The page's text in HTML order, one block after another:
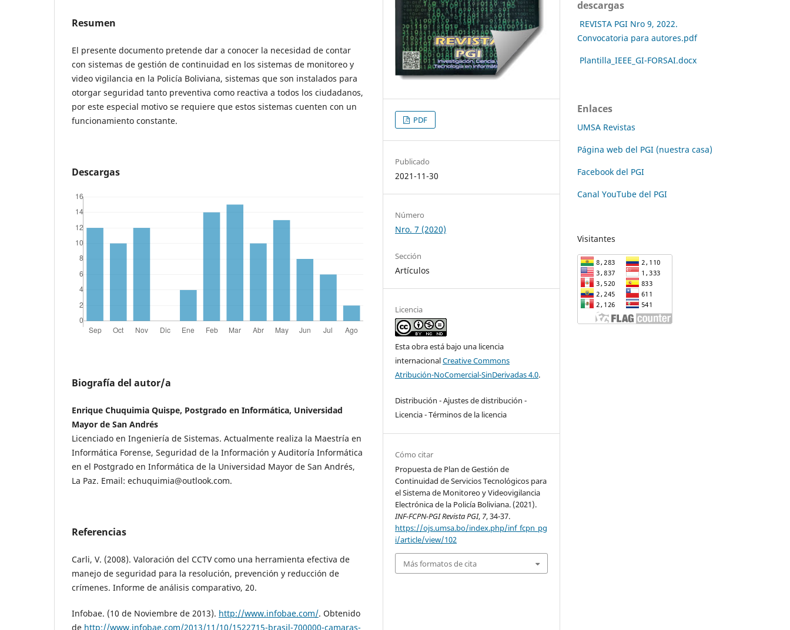
Resumen
El presente documento pretende dar a conocer la necesidad de contar
con sistemas de gestión de continuidad en los sistemas de monitoreo y
video vigilancia en la Policía Boliviana, sistemas que son instalados para
otorgar seguridad tanto preventiva como reactiva a todos los ciudadanos,
por este especial motivo se requiere que estos sistemas cuenten con un
funcionamiento constante.
Descargas
Biografía del autor/a
Enrique Chuquimia Quispe, Postgrado en Informática, Universidad
Mayor de San Andrés
Licenciado en Ingeniería de Sistemas. Actualmente realiza la Maestría en
Informática Forense, Seguridad de la Información y Auditoría Informática
en el Postgrado en Informática de la Universidad Mayor de San Andrés,
La Paz. Email: echuquimia@outlook.com.
Referencias
Carli, V. (2008). Valoración del CCTV como una herramienta efectiva de
manejo de seguridad para la resolución, prevención y reducción de
crímenes. Informe de análisis comparativo, 20.
Infobae. (10 de Noviembre de 2013). http://www.infobae.com/. Obtenido
de http://www.infobae.com/2013/11/10/1522715-brasil-700000-camaras-
PDF
Publicado
2021-11-30
Número
Nro. 7 (2020)
Sección
Artículos
Licencia
Esta obra está bajo una licencia
internacionalCreative Commons
Atribución-NoComercial-SinDerivadas 4.0.
Distribución - Ajustes de distribución -
Licencia - Términos de la licencia
Cómo citar
Propuesta de Plan de Gestión de
Continuidad de Servicios Tecnológicos para
el Sistema de Monitoreo y Videovigilancia
Electrónica de la Policía Boliviana. (2021).
INF-FCPN-PGI Revista PGI, 7, 34-37.
https://ojs.umsa.bo/index.php/inf_fcpn_pg
i/article/view/102
Más formatos de cita
descargas
REVISTA PGI Nro 9, 2022.
Convocatoria para autores.pdf
Plantilla_IEEE_GI-FORSAI.docx
Enlaces
UMSA Revistas
Página web del PGI (nuestra casa)
Facebook del PGI
Canal YouTube del PGI
Visitantes